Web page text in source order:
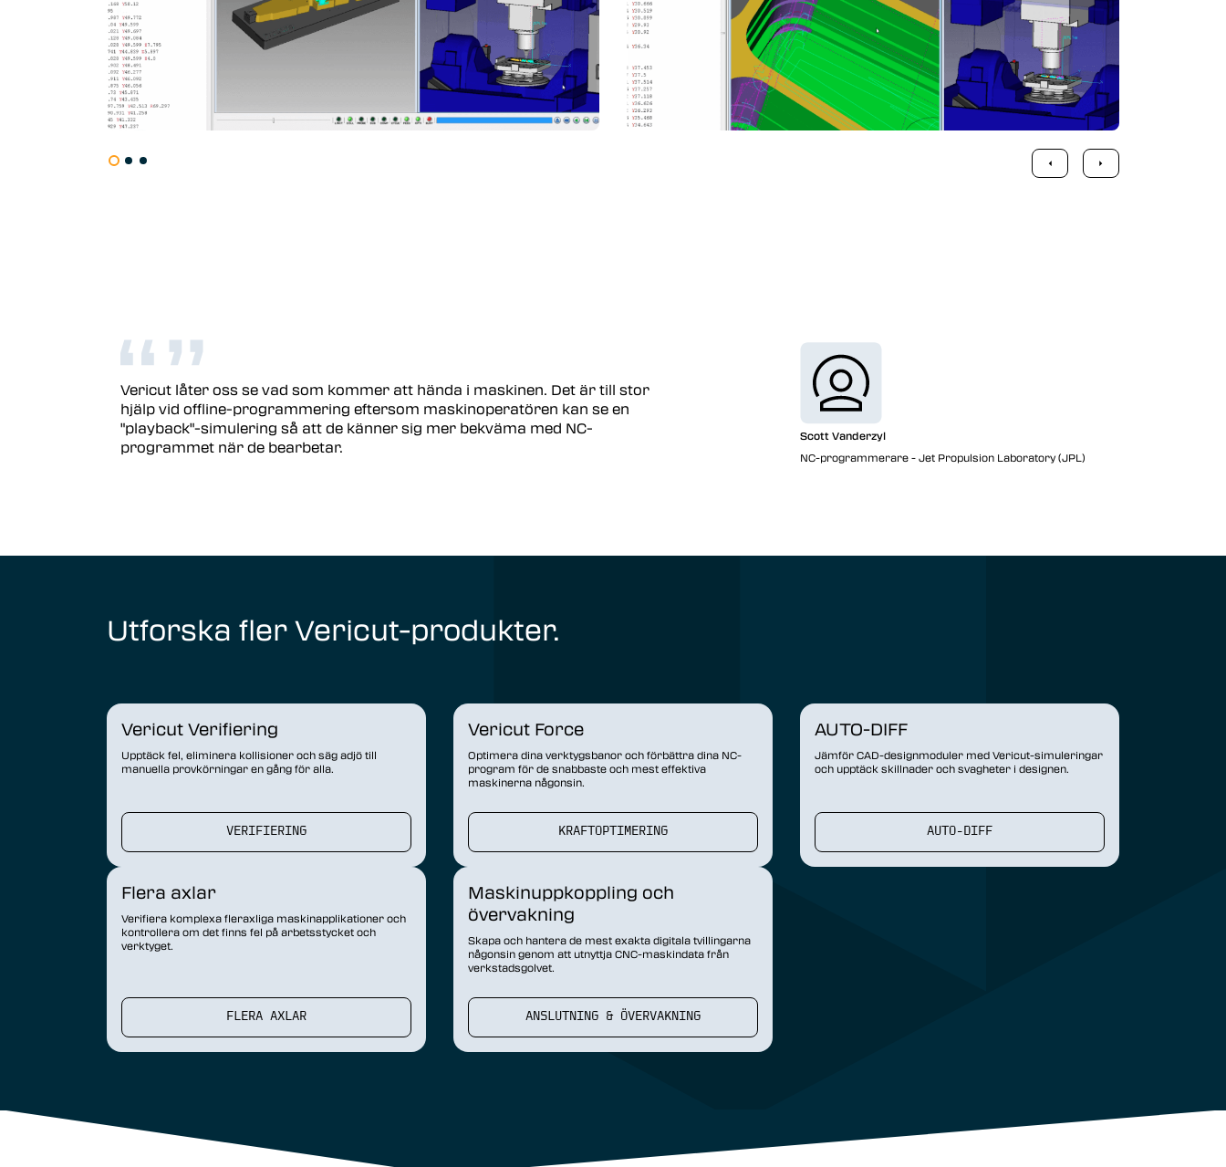
Vericut låter oss se vad som kommer att hända i maskinen. Det är till stor
hjälp vid offline-programmering eftersom maskinoperatören kan se en
"playback"-simulering så att de känner sig mer bekväma med NC-
programmet när de bearbetar.
Scott Vanderzyl
NC-programmerare - Jet Propulsion Laboratory (JPL)
Utforska fler Vericut-produkter.
Vericut Verifiering
Upptäck fel, eliminera kollisioner och säg adjö till
manuella provkörningar en gång för alla.
VERIFIERING
Vericut Force
Optimera dina verktygsbanor och förbättra dina NC-
program för de snabbaste och mest effektiva
maskinerna någonsin.
KRAFTOPTIMERING
AUTO-DIFF
Jämför CAD-designmoduler med Vericut-simuleringar
och upptäck skillnader och svagheter i designen.
AUTO-DIFF
Flera axlar
Verifiera komplexa fleraxliga maskinapplikationer och
kontrollera om det finns fel på arbetsstycket och
verktyget.
FLERA AXLAR
Maskinuppkoppling och
övervakning
Skapa och hantera de mest exakta digitala tvillingarna
någonsin genom att utnyttja CNC-maskindata från
verkstadsgolvet.
ANSLUTNING & ÖVERVAKNING